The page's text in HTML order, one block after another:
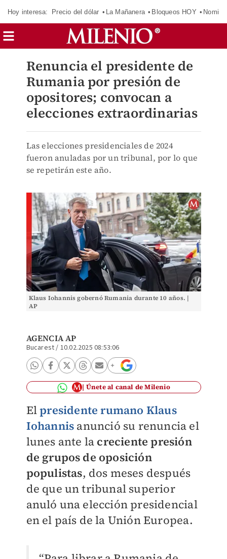
Hoy interesa: Precio del dólar La Mañanera Bloqueos HOY
Renuncia el presidente de
Rumania por presión de
opositores; convocan a
elecciones extraordinarias
Las elecciones presidenciales de 2024
fueron anuladas por un tribunal, por lo que
se repetirán este año.
Klaus Iohannis gobernó Rumania durante 10 años. |
AP
AGENCIA AP
Bucarest/ 10.02.2025 08:53:06
Únete al canal de Milenio
Elpresidente rumano Klaus
Iohannis anunció su renuncia el
lunes ante la creciente presión
de grupos de oposición
populistas, dos meses después
de que un tribunal superior
anuló una elección presidencial
en el país de la Unión Europea.